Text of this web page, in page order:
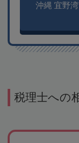
沖縄 宜野
税理士への